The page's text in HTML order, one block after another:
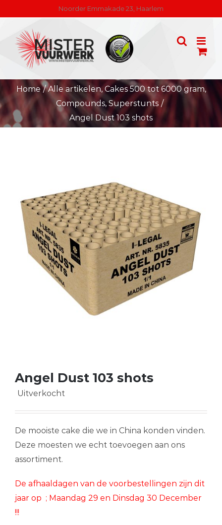
content
Noorder Emmakade 23, Haarlem
Home / Alle artikelen,Cakes 500 tot 6000 gram,
Compounds,Superstunts /
Angel Dust 103 shots
Angel Dust 103 shots
Uitverkocht
De mooiste cake die we in China konden vinden.
Deze moesten we echt toevoegen aan ons
assortiment.
De afhaaldagen van de voorbestellingen zijn dit
jaar op ; Maandag 29 en Dinsdag 30 December
!!!